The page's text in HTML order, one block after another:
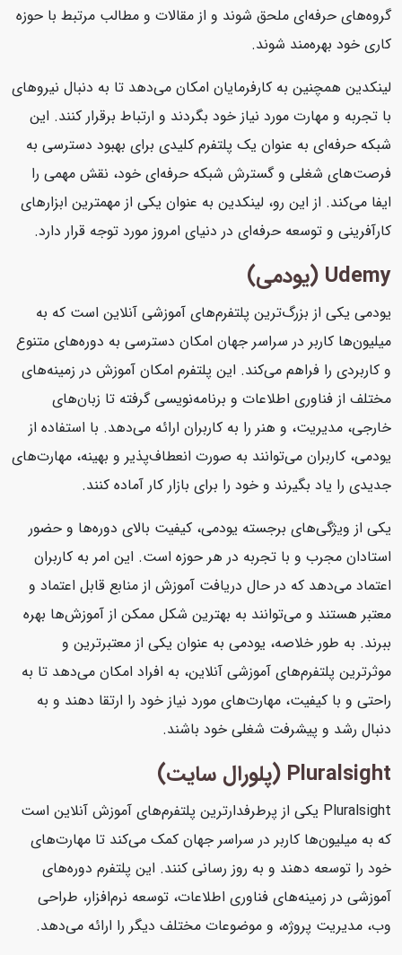
گروه‌های حرفه‌ای ملحق شوند و از مقالات و مطالب مرتبط با حوزه
کاری خود بهره‌مند شوند.
لینکدین همچنین به کارفرمایان امکان می‌دهد تا به دنبال نیروهای
با تجربه و مهارت مورد نیاز خود بگردند و ارتباط برقرار کنند. این
شبکه حرفه‌ای به عنوان یک پلتفرم کلیدی برای بهبود دسترسی به
فرصت‌های شغلی و گسترش شبکه حرفه‌ای خود، نقش مهمی را
ایفا می‌کند. از این رو، لینکدین به عنوان یکی از مهمترین ابزارهای
کارآفرینی و توسعه حرفه‌ای در دنیای امروز مورد توجه قرار دارد.
Udemy (یودمی)
یودمی یکی از بزرگ‌ترین پلتفرم‌های آموزشی آنلاین است که به
میلیون‌ها کاربر در سراسر جهان امکان دسترسی به دوره‌های متنوع
و کاربردی را فراهم می‌کند. این پلتفرم امکان آموزش در زمینه‌های
مختلف از فناوری اطلاعات و برنامه‌نویسی گرفته تا زبان‌های
خارجی، مدیریت، و هنر را به کاربران ارائه می‌دهد. با استفاده از
یودمی، کاربران می‌توانند به صورت انعطاف‌پذیر و بهینه، مهارت‌های
جدیدی را یاد بگیرند و خود را برای بازار کار آماده کنند.
یکی از ویژگی‌های برجسته یودمی، کیفیت بالای دوره‌ها و حضور
استادان مجرب و با تجربه در هر حوزه است. این امر به کاربران
اعتماد می‌دهد که در حال دریافت آموزش از منابع قابل اعتماد و
معتبر هستند و می‌توانند به بهترین شکل ممکن از آموزش‌ها بهره
ببرند. به طور خلاصه، یودمی به عنوان یکی از معتبرترین و
موثرترین پلتفرم‌های آموزشی آنلاین، به افراد امکان می‌دهد تا به
راحتی و با کیفیت، مهارت‌های مورد نیاز خود را ارتقا دهند و به
دنبال رشد و پیشرفت شغلی خود باشند.
Pluralsight (پلورال سایت)
Pluralsight یکی از پرطرفدارترین پلتفرم‌های آموزش آنلاین است
که به میلیون‌ها کاربر در سراسر جهان کمک می‌کند تا مهارت‌های
خود را توسعه دهند و به روز رسانی کنند. این پلتفرم دوره‌های
آموزشی در زمینه‌های فناوری اطلاعات، توسعه نرم‌افزار، طراحی
وب، مدیریت پروژه، و موضوعات مختلف دیگر را ارائه می‌دهد.